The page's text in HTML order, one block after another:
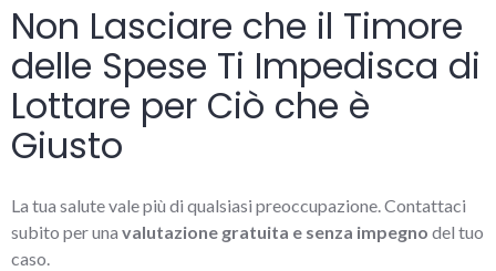
Non Lasciare che il Timore
delle Spese Ti Impedisca di
Lottare per Ciò che è
Giusto
La tua salute vale più di qualsiasi preoccupazione. Contattaci
subito per una valutazione gratuita e senza impegno del tuo
caso.